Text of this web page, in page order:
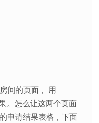
间的页面， 用
。怎么让这两个页面
申请结果表格，下面